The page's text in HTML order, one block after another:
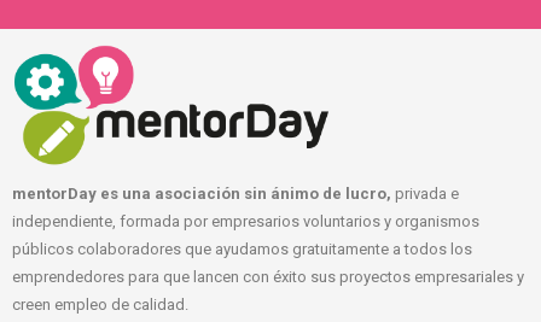
mentorDay es una asociación sin ánimo de lucro, privada e
independiente, formada por empresarios voluntarios y organismos
públicos colaboradores que ayudamos gratuitamente a todos los
emprendedores para que lancen con éxito sus proyectos empresariales y
creen empleo de calidad.